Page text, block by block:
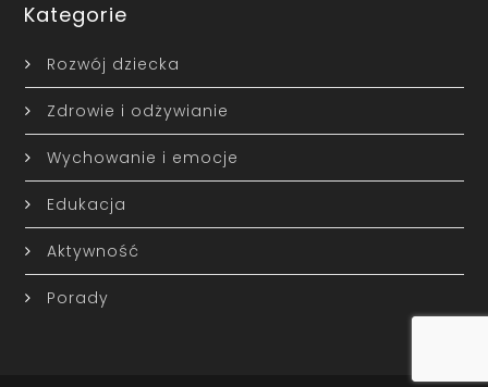
Kategorie
Rozwój dziecka
Zdrowie i odżywianie
Wychowanie i emocje
Edukacja
Aktywność
Porady